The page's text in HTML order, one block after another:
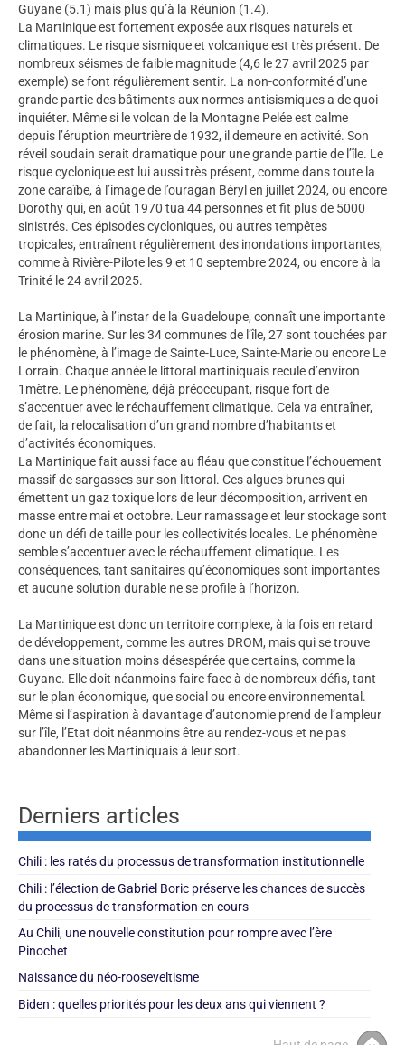
Guyane (5.1) mais plus qu’à la Réunion (1.4).
La Martinique est fortement exposée aux risques naturels et
climatiques. Le risque sismique et volcanique est très présent. De
nombreux séismes de faible magnitude (4,6 le 27 avril 2025 par
exemple) se font régulièrement sentir. La non-conformité d’une
grande partie des bâtiments aux normes antisismiques a de quoi
inquiéter. Même si le volcan de la Montagne Pelée est calme
depuis l’éruption meurtrière de 1932, il demeure en activité. Son
réveil soudain serait dramatique pour une grande partie de l’île. Le
risque cyclonique est lui aussi très présent, comme dans toute la
zone caraïbe, à l’image de l’ouragan Béryl en juillet 2024, ou encore
Dorothy qui, en août 1970 tua 44 personnes et fit plus de 5000
sinistrés. Ces épisodes cycloniques, ou autres tempêtes
tropicales, entraînent régulièrement des inondations importantes,
comme à Rivière-Pilote les 9 et 10 septembre 2024, ou encore à la
Trinité le 24 avril 2025.
La Martinique, à l’instar de la Guadeloupe, connaît une importante
érosion marine. Sur les 34 communes de l’île, 27 sont touchées par
le phénomène, à l’image de Sainte-Luce, Sainte-Marie ou encore Le
Lorrain. Chaque année le littoral martiniquais recule d’environ
1mètre. Le phénomène, déjà préoccupant, risque fort de
s’accentuer avec le réchauffement climatique. Cela va entraîner,
de fait, la relocalisation d’un grand nombre d’habitants et
d’activités économiques.
La Martinique fait aussi face au fléau que constitue l’échouement
massif de sargasses sur son littoral. Ces algues brunes qui
émettent un gaz toxique lors de leur décomposition, arrivent en
masse entre mai et octobre. Leur ramassage et leur stockage sont
donc un défi de taille pour les collectivités locales. Le phénomène
semble s’accentuer avec le réchauffement climatique. Les
conséquences, tant sanitaires qu’économiques sont importantes
et aucune solution durable ne se profile à l’horizon.
La Martinique est donc un territoire complexe, à la fois en retard
de développement, comme les autres DROM, mais qui se trouve
dans une situation moins désespérée que certains, comme la
Guyane. Elle doit néanmoins faire face à de nombreux défis, tant
sur le plan économique, que social ou encore environnemental.
Même si l’aspiration à davantage d’autonomie prend de l’ampleur
sur l’île, l’Etat doit néanmoins être au rendez-vous et ne pas
abandonner les Martiniquais à leur sort.
Derniers articles
Chili : les ratés du processus de transformation institutionnelle
Chili : l’élection de Gabriel Boric préserve les chances de succès
du processus de transformation en cours
Au Chili, une nouvelle constitution pour rompre avec l’ère
Pinochet
Naissance du néo-rooseveltisme
Biden : quelles priorités pour les deux ans qui viennent ?